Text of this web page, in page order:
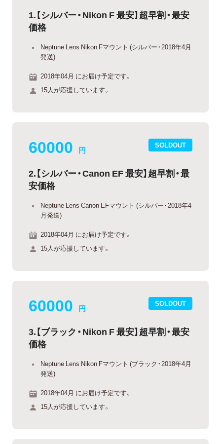
1.【シルバー・Nikon F 最安】超早割・最安
価格
Neptune Lens Nikon Fマウント (シルバー・2018年4月
発送)
2018年04月 にお届け予定です。
15人が応援しています。
SOLDOUT
60000 円
2.【シルバー・Canon EF 最安】超早割・最
安価格
Neptune Lens Canon EFマウント (シルバー・2018年4
月発送)
2018年04月 にお届け予定です。
15人が応援しています。
SOLDOUT
60000 円
3.【ブラック・Nikon F 最安】超早割・最安
価格
Neptune Lens Nikon Fマウント (ブラック・2018年4月
発送)
2018年04月 にお届け予定です。
15人が応援しています。